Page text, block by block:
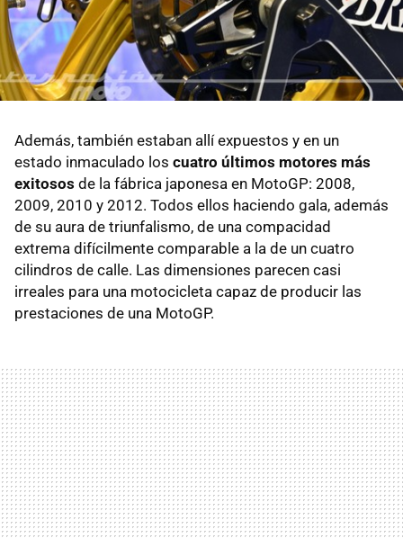
Además, también estaban allí expuestos y en un
estado inmaculado los cuatro últimos motores más
exitosos de la fábrica japonesa en MotoGP: 2008,
2009, 2010 y 2012. Todos ellos haciendo gala, además
de su aura de triunfalismo, de una compacidad
extrema difícilmente comparable a la de un cuatro
cilindros de calle. Las dimensiones parecen casi
irreales para una motocicleta capaz de producir las
prestaciones de una MotoGP.